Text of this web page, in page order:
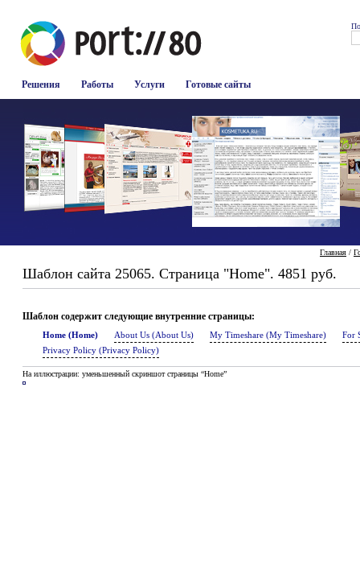
Решения Работы Услуги Готовые сайты
Главная /
Шаблон сайта 25065. Страница "Home". 4851 руб.
Шаблон содержит следующие внутренние страницы:
Home (Home) About Us (About Us) My Timeshare (My Timeshare)
For
Privacy Policy (Privacy Policy)
На иллюстрации: уменьшенный скриншот страницы “Home”